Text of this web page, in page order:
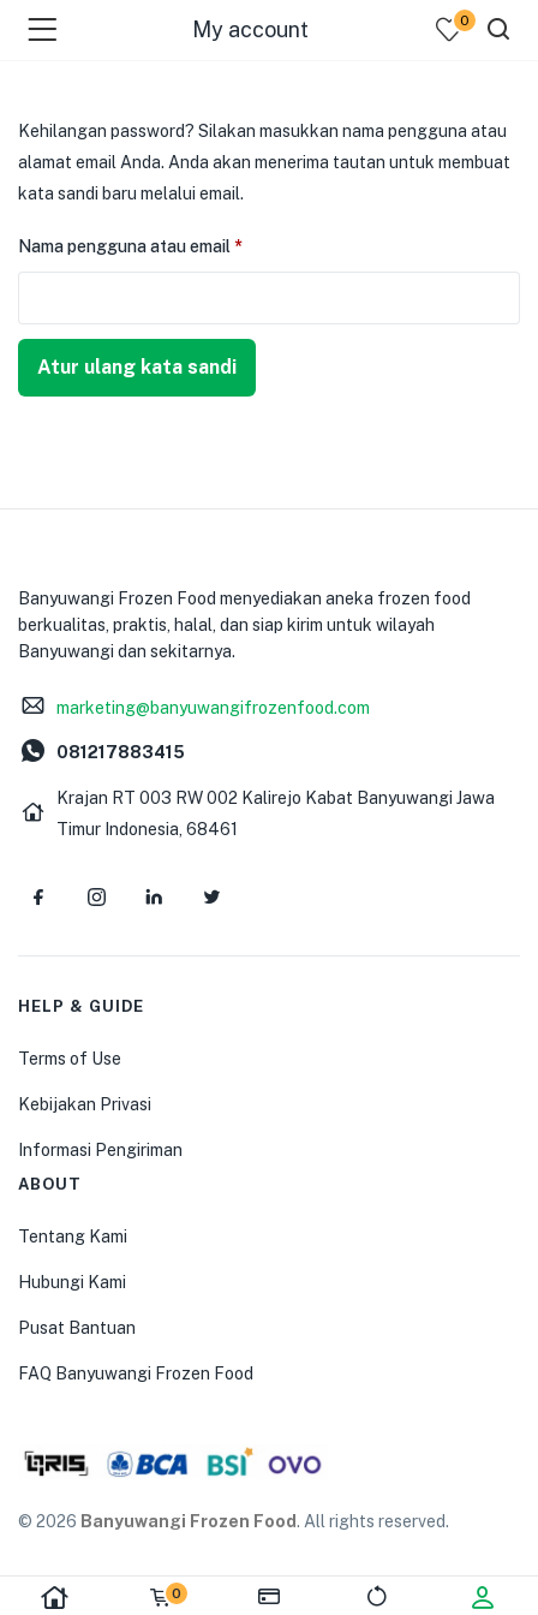
My account 0
0
Kehilangan password? Silakan masukkan nama pengguna atau
alamat email Anda. Anda akan menerima tautan untuk membuat
kata sandi baru melalui email.
Nama pengguna atau email *
Atur ulang kata sandi
Banyuwangi Frozen Food menyediakan aneka frozen food
berkualitas, praktis, halal, dan siap kirim untuk wilayah
Banyuwangi dan sekitarnya.
marketing@banyuwangifrozenfood.com
081217883415
Krajan RT 003 RW 002 Kalirejo Kabat Banyuwangi Jawa
Timur Indonesia, 68461
HELP & GUIDE
Terms of Use
Kebijakan Privasi
Informasi Pengiriman
ABOUT
Tentang Kami
Hubungi Kami
Pusat Bantuan
FAQ Banyuwangi Frozen Food
© 2026 Banyuwangi Frozen Food. All rights reserved.